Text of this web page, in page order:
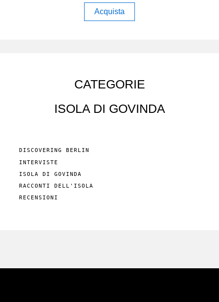
Acquista
CATEGORIE
ISOLA DI GOVINDA
DISCOVERING BERLIN
INTERVISTE
ISOLA DI GOVINDA
RACCONTI DELL'ISOLA
RECENSIONI